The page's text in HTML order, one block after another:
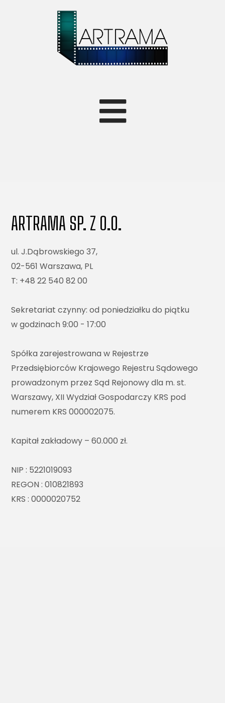
ARTRAMA SP. Z O.O.
ul. J.Dąbrowskiego 37,
02-561 Warszawa, PL
T: +48 22 540 82 00
Sekretariat czynny: od poniedziałku do piątku
w godzinach 9:00 - 17:00
Spółka zarejestrowana w Rejestrze
Przedsiębiorców Krajowego Rejestru Sądowego
prowadzonym przez Sąd Rejonowy dla m. st.
Warszawy, XII Wydział Gospodarczy KRS pod
numerem KRS 000002075.
Kapitał zakładowy – 60.000 zł.
NIP : 5221019093
REGON : 010821893
KRS : 0000020752